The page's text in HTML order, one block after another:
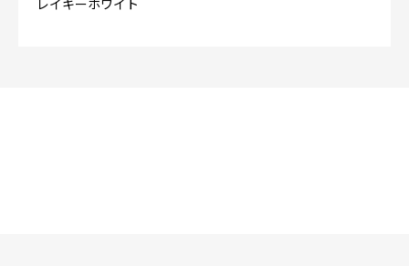
レイキーホワイト